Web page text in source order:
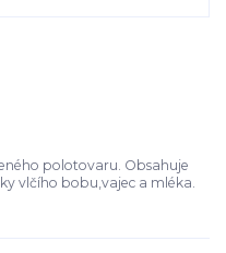
polotovaru. Obsahuje
vlčího bobu,vajec a mléka.